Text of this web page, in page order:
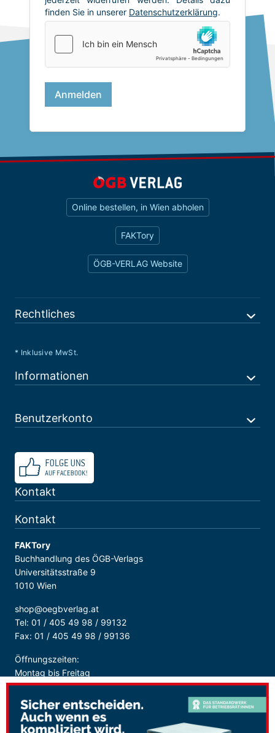
Online bestellen, in Wien abholen
FAKTory
ÖGB-VERLAG Website
Rechtliches
* Inklusive MwSt.
Informationen
Benutzerkonto
Kontakt
Kontakt
FAKTory
Buchhandlung des ÖGB-Verlags
Universitätsstraße 9
1010 Wien
shop@oegbverlag.at
Tel: 01 / 405 49 98 / 99132
Fax: 01 / 405 49 98 / 99136
Öffnungszeiten:
Montag bis Freitag
9:00 - 18:00 Uhr
durchgehend